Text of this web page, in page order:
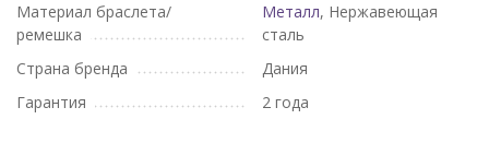
Материал браслета/
ремешка
Металл, Нержавеющая
сталь
Страна бренда
Дания
Гарантия
2 года